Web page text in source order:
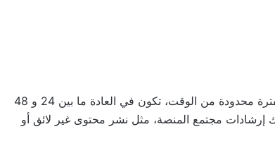
الحظر المؤقت على TikTok هو تعليق حساب المستخدم لفترة محدودة من الوقت، تكون في العادة ما بين 24 و 48
إرشادات مجتمع المنصة، مثل نشر محتوى غير لائق أو